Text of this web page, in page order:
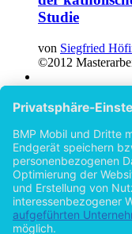
Studie
von Siegfried
©2012
Die Genese
Staat-Kirche-
vonSiegfried
©2014
Hilfe/FAQ
Impressum